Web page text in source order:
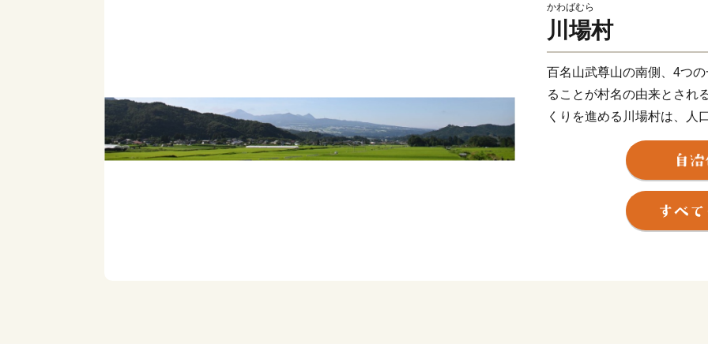
かわばむら
川場村
百名山武尊山の南側、4つ
ることが村名の由来とされ
くりを進める川場村は、人
人近くの観光客が訪れます
冬はウィンタースポーツも
受けて作られるお米、野菜
恵みを守り続けていくため